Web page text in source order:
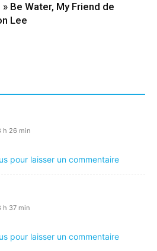
Be Water, My Friend de
Lee
h 26 min
pour laisser un commentaire
h 37 min
pour laisser un commentaire